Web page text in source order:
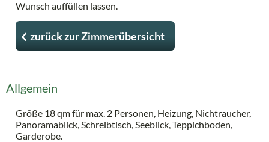
Wunsch auffüllen lassen.
zurück zur Zimmerübersicht
Allgemein
Größe 18 qm für max. 2 Personen, Heizung, Nichtraucher,
Panoramablick, Schreibtisch, Seeblick, Teppichboden,
Garderobe.